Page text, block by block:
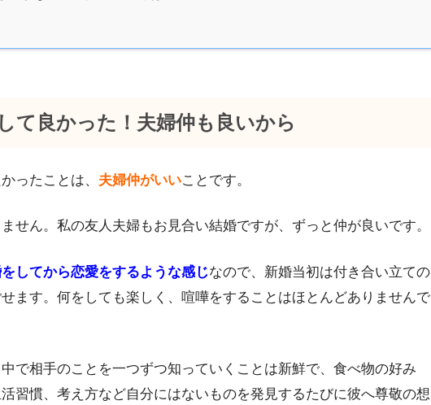
て良かった！夫婦仲も良いから
ったことは、 夫婦仲がいいことです。
せん。私の友人夫婦もお見合い結婚ですが、ずっと仲が良いです。
してから恋愛をするような感じなので、新婚当初は付き合い立ての
ます。何をしても楽しく、喧嘩をすることはほとんどありませんで
で相手のことを一つずつ知っていくことは新鮮で、食べ物の好み
習慣、考え方など自分にはないものを発見するたびに彼へ尊敬の想